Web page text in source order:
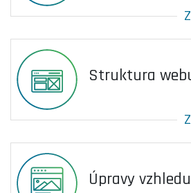
Struktura
Úpravy